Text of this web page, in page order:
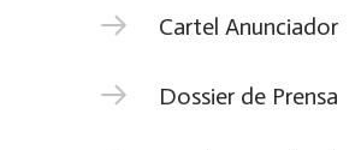
Cartel Anunciador
Dossier de Prensa